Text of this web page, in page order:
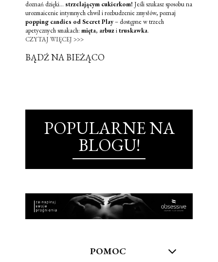
doznań dzięki... strzelającym cukierkom! Jeśli szukasz sposobu na
urozmaicenie intymnych chwil i rozbudzenie zmysłów, poznaj
popping candies od Secret Play– dostępne w trzech
apetycznych smakach: mięta, arbuzitruskawka.
CZYTAJ WIĘCEJ >>>
BĄDŹ NA BIEŻĄCO
POPULARNE NA
BLOGU!
POMOC